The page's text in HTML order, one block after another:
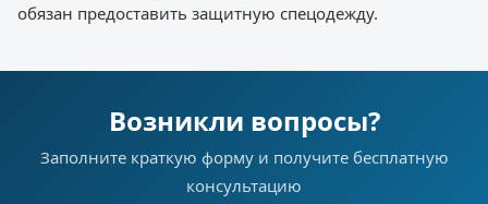
обязан предоставить защитную спецодежду.
Возникли вопросы?
Заполните краткую форму и получите бесплатную
консультацию